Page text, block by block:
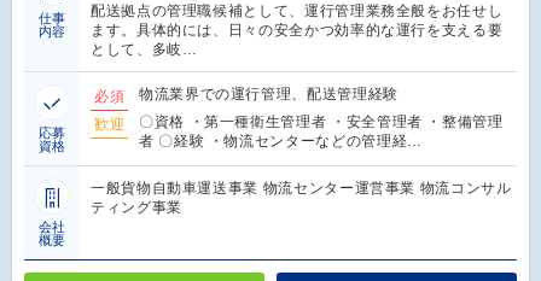
仕事
内容
配送拠点の管理職候補として、運行管理業務全般をお任せし
ます。具体的には、日々の安全かつ効率的な運行を支える要
として、多岐…
応募
資格
必須
物流業界での運行管理、配送管理経験
歓迎
〇資格 ・第一種衛生管理者 ・安全管理者 ・整備管理
者 〇経験 ・物流センターなどの管理経…
会社
概要
一般貨物自動車運送事業 物流センター運営事業 物流コンサル
ティング事業